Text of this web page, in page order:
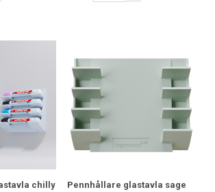
chilly
Pennhållare glastavla sage